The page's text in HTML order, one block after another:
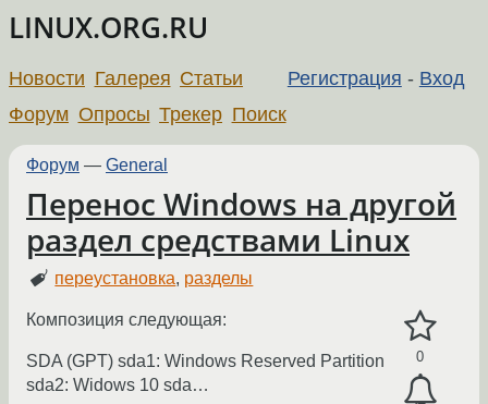
LINUX.ORG.RU
Регистрация - Вход
Новости Галерея Статьи
Форум Опросы Трекер Поиск
Форум — General
Перенос Windows на другой
раздел средствами Linux
переустановка, разделы
0
Композиция следующая:
SDA (GPT) sda1: Windows Reserved Partition
sda2: Widows 10 sda…